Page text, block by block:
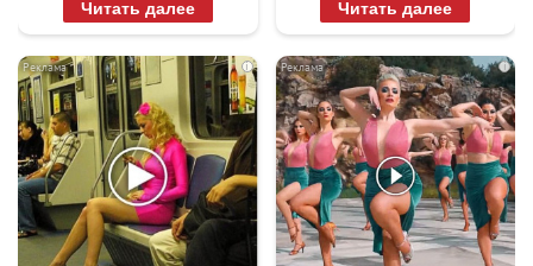
Читать далее Читать далее
i i